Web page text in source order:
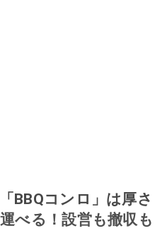
BBQコンロ」は厚さ
べる！設営も撤収も